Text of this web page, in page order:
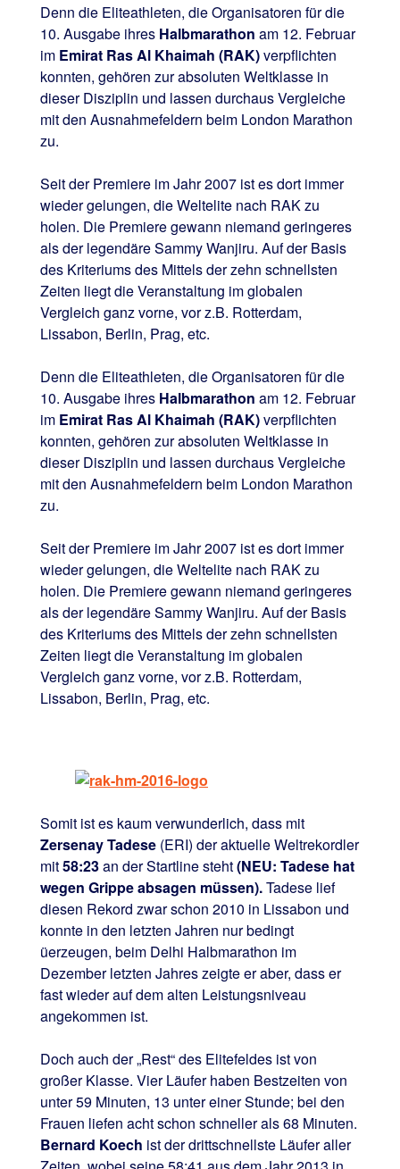
Denn die Eliteathleten, die Organisatoren für die
10. Ausgabe ihres Halbmarathon am 12. Februar
im Emirat Ras Al Khaimah (RAK)verpflichten
konnten, gehören zur absoluten Weltklasse in
dieser Disziplin und lassen durchaus Vergleiche
mit den Ausnahmefeldern beim London Marathon
zu.
Seit der Premiere im Jahr 2007 ist es dort immer
wieder gelungen, die Weltelite nach RAK zu
holen. Die Premiere gewann niemand geringeres
als der legendäre Sammy Wanjiru. Auf der Basis
des Kriteriums des Mittels der zehn schnellsten
Zeiten liegt die Veranstaltung im globalen
Vergleich ganz vorne, vor z.B. Rotterdam,
Lissabon, Berlin, Prag, etc.
Denn die Eliteathleten, die Organisatoren für die
10. Ausgabe ihres Halbmarathon am 12. Februar
im Emirat Ras Al Khaimah (RAK)verpflichten
konnten, gehören zur absoluten Weltklasse in
dieser Disziplin und lassen durchaus Vergleiche
mit den Ausnahmefeldern beim London Marathon
zu.
Seit der Premiere im Jahr 2007 ist es dort immer
wieder gelungen, die Weltelite nach RAK zu
holen. Die Premiere gewann niemand geringeres
als der legendäre Sammy Wanjiru. Auf der Basis
des Kriteriums des Mittels der zehn schnellsten
Zeiten liegt die Veranstaltung im globalen
Vergleich ganz vorne, vor z.B. Rotterdam,
Lissabon, Berlin, Prag, etc.
Somit ist es kaum verwunderlich, dass mit
Zersenay Tadese(ERI) der aktuelle Weltrekordler
mit58:23an der Startline steht(NEU: Tadese hat
wegen Grippe absagen müssen).Tadese lief
diesen Rekord zwar schon 2010 in Lissabon und
konnte in den letzten Jahren nur bedingt
üerzeugen, beim Delhi Halbmarathon im
Dezember letzten Jahres zeigte er aber, dass er
fast wieder auf dem alten Leistungsniveau
angekommen ist.
Doch auch der „Rest“ des Elitefeldes ist von
großer Klasse. Vier Läufer haben Bestzeiten von
unter 59 Minuten, 13 unter einer Stunde; bei den
Frauen liefen acht schon schneller als 68 Minuten.
Bernard Koech ist der drittschnellste Läufer aller